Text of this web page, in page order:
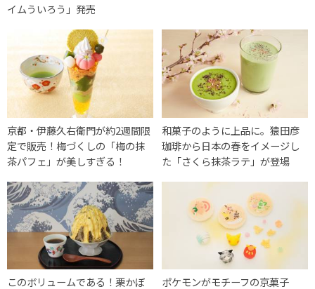
イムういろう」発売
京都・伊藤久右衛門が約2週間限
定で販売！梅づくしの「梅の抹
茶パフェ」が美しすぎる！
和菓子のように上品に。猿田彦
珈琲から日本の春をイメージし
た「さくら抹茶ラテ」が登場
このボリュームである！栗かぼ
ポケモンがモチーフの京菓子